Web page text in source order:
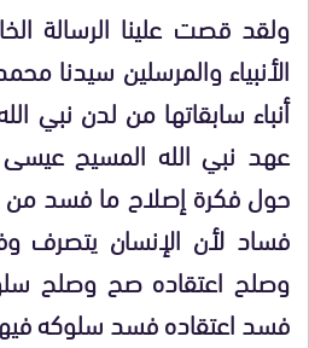
ولقد قصت علينا الرسالة
الأنبياء والمرسلين سيدنا
أنباء سابقاتها من لدن نبي
عهد نبي الله المسيح عيسى
حول فكرة إصلاح ما فسد من
فساد لأن الإنسان يتصرف
وصلح اعتقاده صح وصلح
فسد اعتقاده فسد سلوكه